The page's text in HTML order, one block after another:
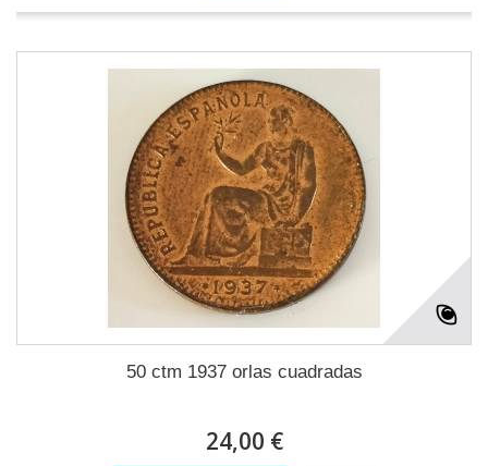
50 ctm 1937 orlas cuadradas
24,00 €